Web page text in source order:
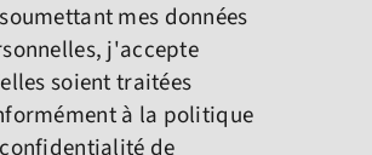
mes données
j'accepte
soient traitées
à la politique
de